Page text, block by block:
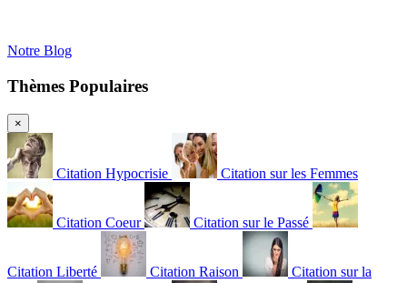
Notre Blog
Thèmes Populaires
×
Citation Hypocrisie Citation sur les Femmes
Citation Coeur Citation sur le Passé
Citation Liberté Citation Raison Citation sur la